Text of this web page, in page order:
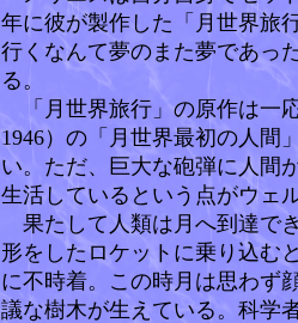
年に彼が製作した「月世界旅
行くなんて夢のまた夢であっ
る。
「月世界旅行」の原作は一
1946）の「月世界最初の人間
い。 ただ、巨大な砲弾に人間
生活しているという点がウェ
果たして人類は月へ到達で
形をしたロケットに乗り込む
に不時着。この時月は思わず
議な樹木が生えている。科学